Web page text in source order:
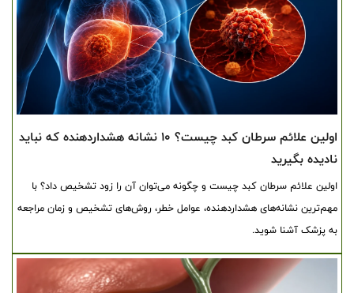
اولین علائم سرطان کبد چیست؟ ۱۰ نشانه هشداردهنده که نباید
نادیده بگیرید
اولین علائم سرطان کبد چیست و چگونه می‌توان آن را زود تشخیص داد؟ با
مهم‌ترین نشانه‌های هشداردهنده، عوامل خطر، روش‌های تشخیص و زمان مراجعه
به پزشک آشنا شوید.